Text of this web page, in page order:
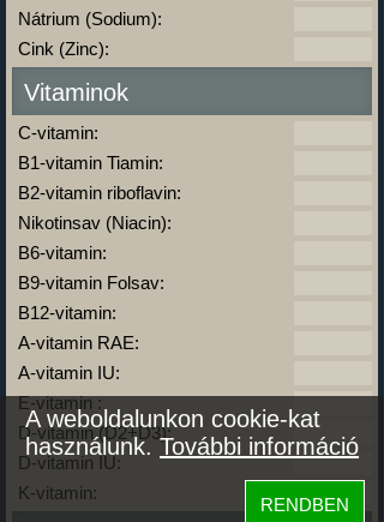
Nátrium (Sodium):
Cink (Zinc):
Vitaminok
C-vitamin:
B1-vitamin Tiamin:
B2-vitamin riboflavin:
Nikotinsav (Niacin):
B6-vitamin:
B9-vitamin Folsav:
B12-vitamin:
A-vitamin RAE:
A-vitamin IU:
E-vitamin :
D-vitamin (D2+D3):
D-vitamin IU:
K-vitamin:
A weboldalunkon cookie-kat
használunk.További információ
RENDBEN